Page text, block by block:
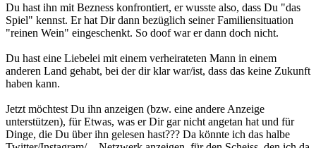
Du hast ihn mit Bezness konfrontiert, er wusste also, dass Du "das
Spiel" kennst. Er hat Dir dann bezüglich seiner Familiensituation
"reinen Wein" eingeschenkt. So doof war er dann doch nicht.
Du hast eine Liebelei mit einem verheirateten Mann in einem
anderen Land gehabt, bei der dir klar war/ist, dass das keine Zukunft
haben kann.
Jetzt möchtest Du ihn anzeigen (bzw. eine andere Anzeige
unterstützen), für Etwas, was er Dir gar nicht angetan hat und für
Dinge, die Du über ihn gelesen hast??? Da könnte ich das halbe